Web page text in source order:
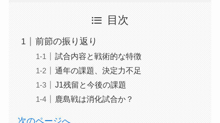
目次
前節の振り返り
試合内容と戦術的な特徴
通年の課題、決定力不足
J1残留と今後の課題
鹿島戦は消化試合か？